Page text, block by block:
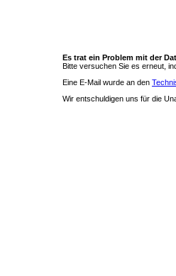
Es trat ein Problem mit der
Bitte versuchen Sie es erneut,
Eine E-Mail wurde an den
Wir entschuldigen uns für die